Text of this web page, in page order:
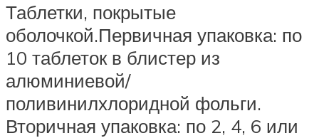
Таблетки, покрытые
оболочкой.Первичная упаковка: по
10 таблеток в блистер из
алюминиевой/
поливинилхлоридной фольги.
Вторичная упаковка: по 2, 4, 6 или